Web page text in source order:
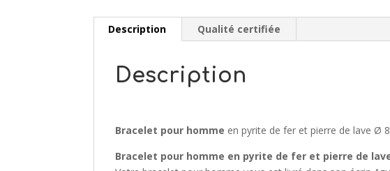
Description Qualité certifiée
Description
Bracelet pour homme en pyrite de fer et pierre de lave Ø
Bracelet pour homme en pyrite de fer et pierre de